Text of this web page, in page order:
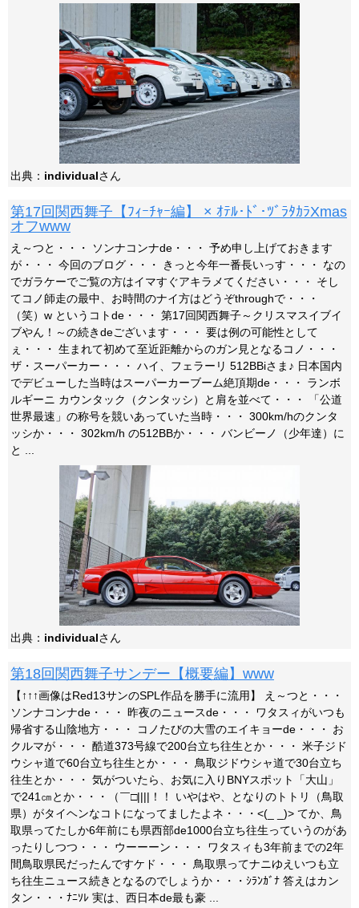
出典： individualさん
第17回関西舞子【ﾌｨｰﾁｬｰ編】 × ｵﾃﾙ･ﾄﾞ･ﾂﾞﾗﾀｶﾗXmas
オフwww
え～つと・・・ ソンナコンナde・・・ 予め申し上げておきます
が・・・ 今回のブログ・・・ きっと今年一番長いっす・・・ なの
でガラケーでご覧の方はイマすぐアキラメてください・・・ そし
てコノ師走の最中、お時間のナイ方はどうぞthroughで・・・
（笑）w というコトde・・・ 第17回関西舞子～クリスマスイブイ
ブやん！～の続きdeございます・・・ 要は例の可能性として
ぇ・・・ 生まれて初めて至近距離からのガン見となるコノ・・・
ザ・スーパーカー・・・ ハイ、フェラーリ 512BBiさま♪ 日本国内
でデビューした当時はスーパーカーブーム絶頂期de・・・ ランボ
ルギーニ カウンタック（クンタッシ）と肩を並べて・・・ 「公道
世界最速」の称号を競いあっていた当時・・・ 300km/hのクンタ
ッシか・・・ 302km/h の512BBか・・・ バンビーノ（少年達）に
と ...
出典： individualさん
第18回関西舞子サンデー【概要編】www
【↑↑↑画像はRed13サンのSPL作品を勝手に流用】 え～つと・・・
ソンナコンナde・・・ 昨夜のニュースde・・・ ワタスィがいつも
帰省する山陰地方・・・ コノたびの大雪のエイキョーde・・・ お
クルマが・・・ 酷道373号線で200台立ち往生とか・・・ 米子ジド
ウシャ道で60台立ち往生とか・・・ 鳥取ジドウシャ道で30台立ち
往生とか・・・ 気がついたら、お気に入りBNYスポット「大山」
で241㎝とか・・・（￣□||||！！ いやはや、となりのトトリ（鳥取
県）がタイヘンなコトになってましたよネ・・・<(_ _)> てか、鳥
取県ってたしか6年前にも県西部de1000台立ち往生っていうのがあ
ったりしつつ・・・ ウーーーン・・・ ワタスィも3年前までの2年
間鳥取県民だったんですケド・・・ 鳥取県ってナニゆえいつも立
ち往生ニュース続きとなるのでしょうか・・・ｼﾗﾝｶﾞﾅ 答えはカン
タン・・・ﾅﾆｿﾚ 実は、西日本de最も豪 ...